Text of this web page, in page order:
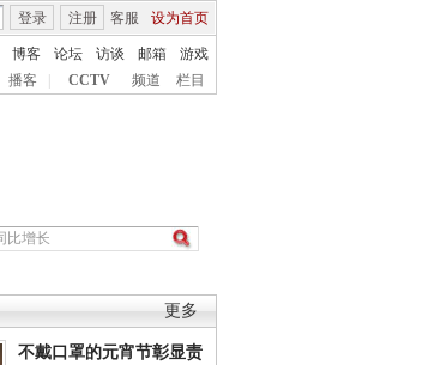
客服 设为首页
登录 注册
博客 论坛 访谈 邮箱
游戏
播客 CCTV 频道 栏目
更多
不戴口罩的元宵节彰显责